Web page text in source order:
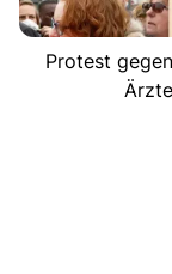
Protest